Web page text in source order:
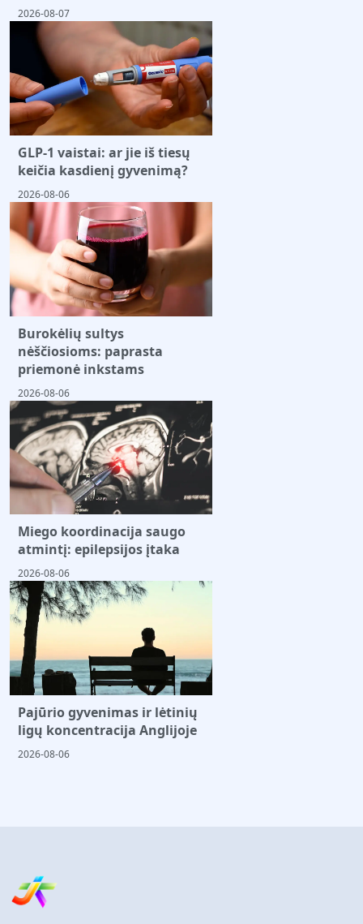
2026-08-07
GLP-1 vaistai: ar jie iš tiesų
keičia kasdienį gyvenimą?
2026-08-06
Burokėlių sultys
nėščiosioms: paprasta
priemonė inkstams
2026-08-06
Miego koordinacija saugo
atmintį: epilepsijos įtaka
2026-08-06
Pajūrio gyvenimas ir lėtinių
ligų koncentracija Anglijoje
2026-08-06